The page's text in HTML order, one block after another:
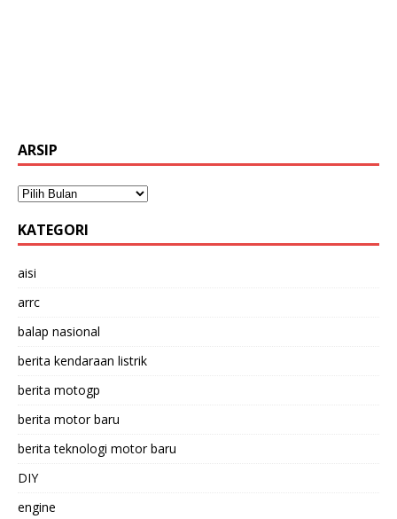
ARSIP
KATEGORI
aisi
arrc
balap nasional
berita kendaraan listrik
berita motogp
berita motor baru
berita teknologi motor baru
DIY
engine